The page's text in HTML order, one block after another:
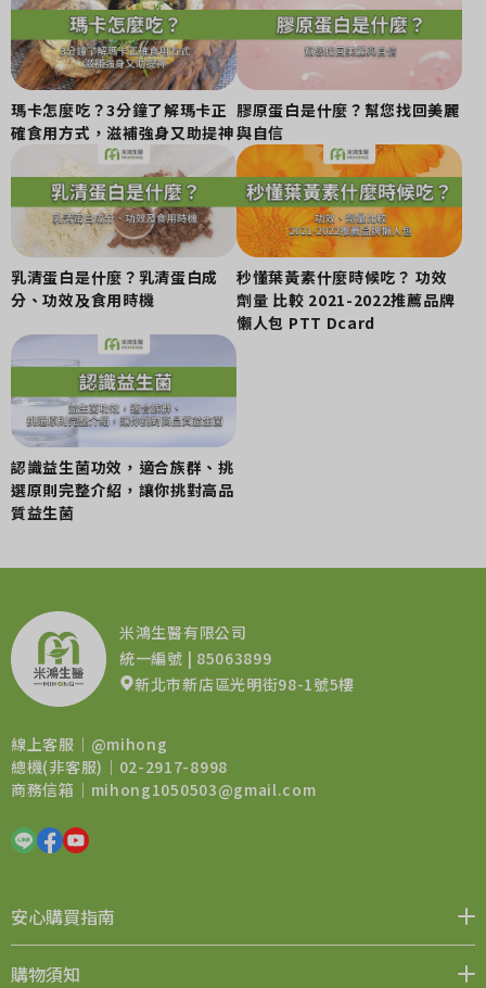
瑪卡怎麼吃？3分鐘了解瑪卡正
確食用方式，滋補強身又助提神
膠原蛋白是什麼？幫您找回美麗
與自信
乳清蛋白是什麼？乳清蛋白成
分、功效及食用時機
秒懂葉黃素什麼時候吃？ 功效
劑量 比較 2021-2022推薦品牌
懶人包 PTT Dcard
認識益生菌功效，適合族群、挑
選原則完整介紹，讓你挑對高品
質益生菌
線上客服｜ @mihong
總機(非客服)｜02-2917-8998
商務信箱｜ mihong1050503@gmail.com
米鴻生醫有限公司
統一編號 | 85063899
新北市新店區光明街98-1號5樓
安心購買指南
購物須知